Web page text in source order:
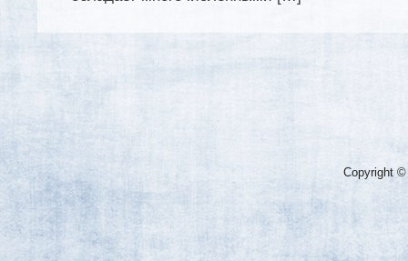
Copyright ©